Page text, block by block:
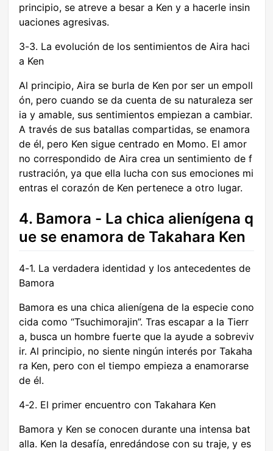
principio, se atreve a besar a Ken y a hacerle insin
uaciones agresivas.
3-3. La evolución de los sentimientos de Aira haci
a Ken
Al principio, Aira se burla de Ken por ser un empoll
ón, pero cuando se da cuenta de su naturaleza ser
ia y amable, sus sentimientos empiezan a cambiar.
A través de sus batallas compartidas, se enamora
de él, pero Ken sigue centrado en Momo. El amor
no correspondido de Aira crea un sentimiento de f
rustración, ya que ella lucha con sus emociones mi
entras el corazón de Ken pertenece a otro lugar.
4. Bamora - La chica alienígena q
ue se enamora de Takahara Ken
4-1. La verdadera identidad y los antecedentes de
Bamora
Bamora es una chica alienígena de la especie cono
cida como “Tsuchimorajin”. Tras escapar a la Tierr
a, busca un hombre fuerte que la ayude a sobreviv
ir. Al principio, no siente ningún interés por Takaha
ra Ken, pero con el tiempo empieza a enamorarse
de él.
4-2. El primer encuentro con Takahara Ken
Bamora y Ken se conocen durante una intensa bat
alla. Ken la desafía, enredándose con su traje, y es